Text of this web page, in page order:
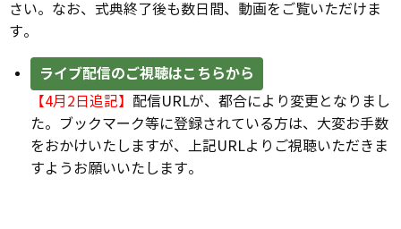
さい。なお、式典終了後も数日間、動画をご覧いただけま
す。
ライブ配信のご視聴はこちらから
【4月2日追記】 配信URLが、都合により変更となりまし
た。ブックマーク等に登録されている方は、大変お手数
をおかけいたしますが、上記URLよりご視聴いただきま
すようお願いいたします。